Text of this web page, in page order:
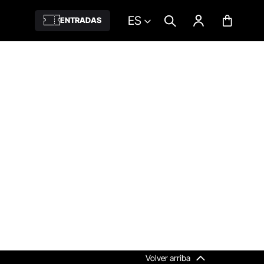
ENTRADAS ES
Volver arriba